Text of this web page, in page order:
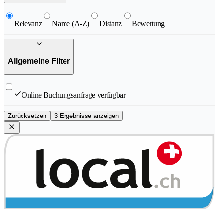
Relevanz Name (A-Z) Distanz Bewertung
Allgemeine Filter
Online Buchungsanfrage verfügbar
Zurücksetzen 3 Ergebnisse anzeigen